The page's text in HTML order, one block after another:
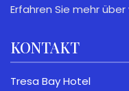
Erfahren Sie mehr
KONTAKT
Tresa Bay Hotel